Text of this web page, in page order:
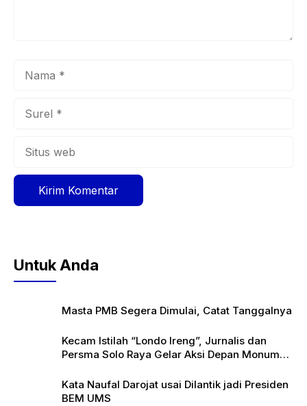
Untuk Anda
Masta PMB Segera Dimulai, Catat Tanggalnya
Kecam Istilah “Londo Ireng”, Jurnalis dan
Persma Solo Raya Gelar Aksi Depan Monumen
Kata Naufal Darojat usai Dilantik jadi Presiden
BEM UMS